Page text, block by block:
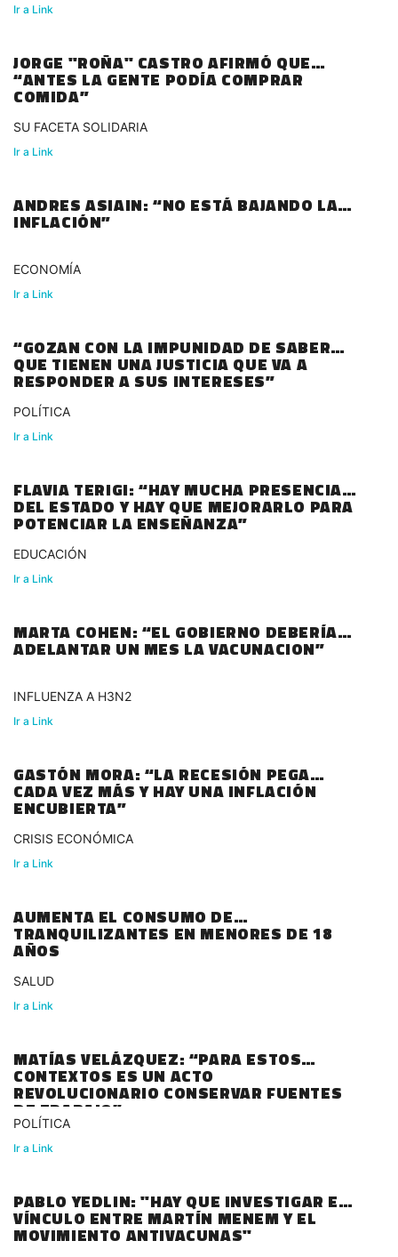
Ir a Link
JORGE "ROÑA" CASTRO AFIRMÓ QUE
“ANTES LA GENTE PODÍA COMPRAR
COMIDA”
SU FACETA SOLIDARIA
Ir a Link
ANDRES ASIAIN: “NO ESTÁ BAJANDO LA
INFLACIÓN”
ECONOMÍA
Ir a Link
“GOZAN CON LA IMPUNIDAD DE SABER
QUE TIENEN UNA JUSTICIA QUE VA A
RESPONDER A SUS INTERESES”
POLÍTICA
Ir a Link
FLAVIA TERIGI: “HAY MUCHA PRESENCIA
DEL ESTADO Y HAY QUE MEJORARLO PARA
POTENCIAR LA ENSEÑANZA”
EDUCACIÓN
Ir a Link
MARTA COHEN: “EL GOBIERNO DEBERÍA
ADELANTAR UN MES LA VACUNACION”
INFLUENZA A H3N2
Ir a Link
GASTÓN MORA: “LA RECESIÓN PEGA
CADA VEZ MÁS Y HAY UNA INFLACIÓN
ENCUBIERTA”
CRISIS ECONÓMICA
Ir a Link
AUMENTA EL CONSUMO DE
TRANQUILIZANTES EN MENORES DE 18
AÑOS
SALUD
Ir a Link
MATÍAS VELÁZQUEZ: “PARA ESTOS
CONTEXTOS ES UN ACTO
REVOLUCIONARIO CONSERVAR FUENTES
DE TRABAJO”
POLÍTICA
Ir a Link
PABLO YEDLIN: "HAY QUE INVESTIGAR EL
VÍNCULO ENTRE MARTÍN MENEM Y EL
MOVIMIENTO ANTIVACUNAS"